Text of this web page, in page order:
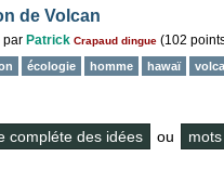
de Volcan
par Patrick Crapaud dingue (102
écologie homme hawaï
compléte des idées ou